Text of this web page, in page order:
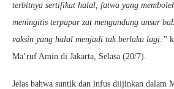
terbitnya sertifikat halal, fatwa yang
meningitis terpapar zat mengandung unsur
vaksin yang halal menjadi tak berlaku lagi.”
Ma’ruf Amin di Jakarta, Selasa (20/7).
Jelas bahwa suntik dan infus diijinkan dalam